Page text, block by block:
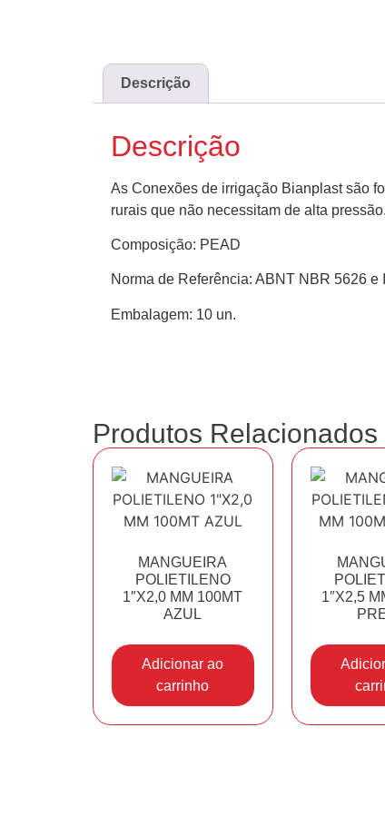
Descrição
Descrição
As Conexões de irrigação Bianplast são
rurais que não necessitam de alta
Composição: PEAD
Norma de Referência: ABNT NBR 5626 e
Embalagem: 10 un.
Produtos Relacionados
MANGUEIRA
POLIETILENO
1″X2,0 MM 100MT
AZUL
Adicionar ao
carrinho
1″X2,5